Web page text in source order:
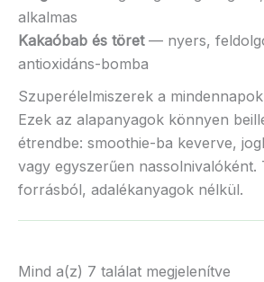
alkalmas
Kakaóbab és töret— nyers,
antioxidáns-bomba
Szuperélelmiszerek a
Ezek az alapanyagok könnyen
étrendbe: smoothie-ba keverve,
vagy egyszerűen nassolnivalóként.
forrásból, adalékanyagok nélkül.
Mind a(z) 7 találat megjelenítve